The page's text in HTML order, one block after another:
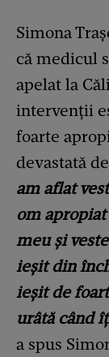
Simona
că medicul
apelat la
intervenții
foarte
devastată
am aflat
om
meu și
ieșit din
ieșit de
urâtă când
a spus